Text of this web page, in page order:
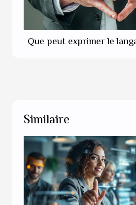
Que peut exprimer le
Similaire